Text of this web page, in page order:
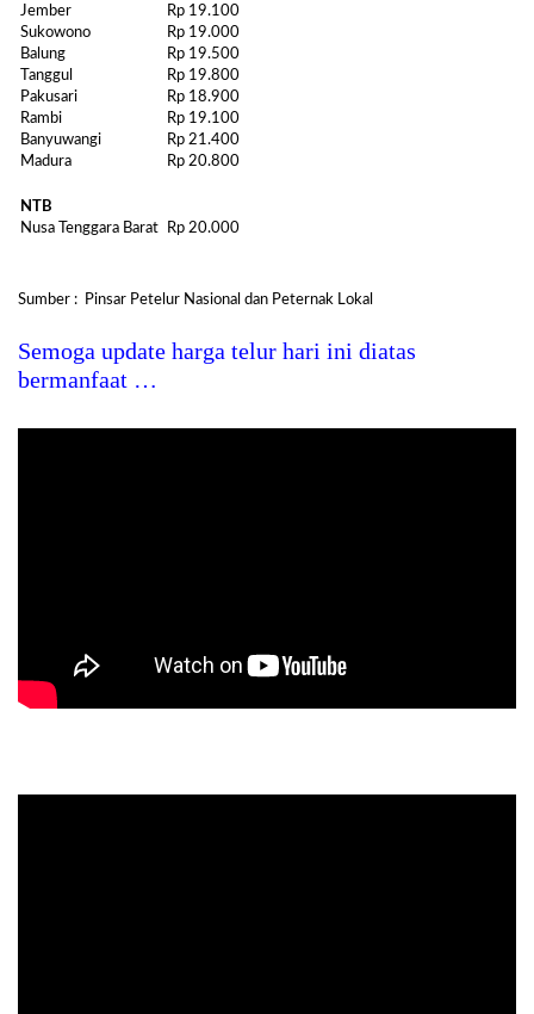
Jember
Rp 19.100
Sukowono
Rp 19.000
Balung
Rp 19.500
Tanggul
Rp 19.800
Pakusari
Rp 18.900
Rambi
Rp 19.100
Banyuwangi
Rp 21.400
Madura
Rp 20.800
NTB
Nusa Tenggara Barat
Rp 20.000
Sumber : Pinsar Petelur Nasional dan Peternak Lokal
Semoga update harga telur hari ini diatas
bermanfaat …